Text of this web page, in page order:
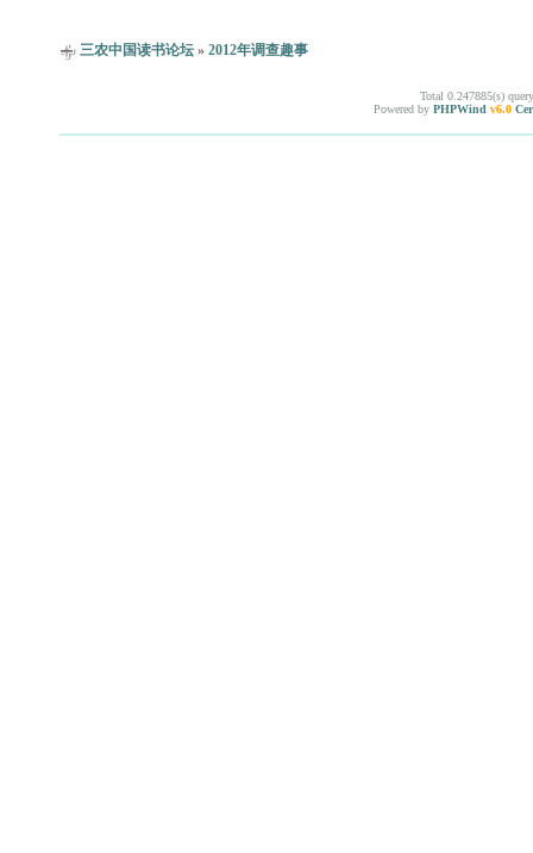
三农中国读书论坛 » 2012年调查趣事
Total 0.247885(s)
Powered by PHPWind v6.0